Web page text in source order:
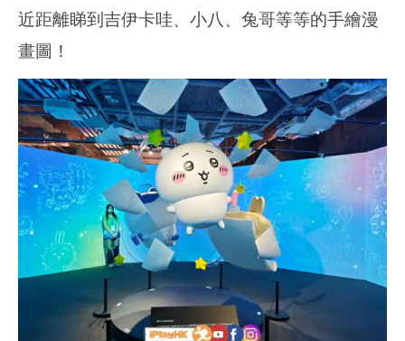
近距離睇到吉伊卡哇、小八、兔哥等等的手繪漫
畫圖！